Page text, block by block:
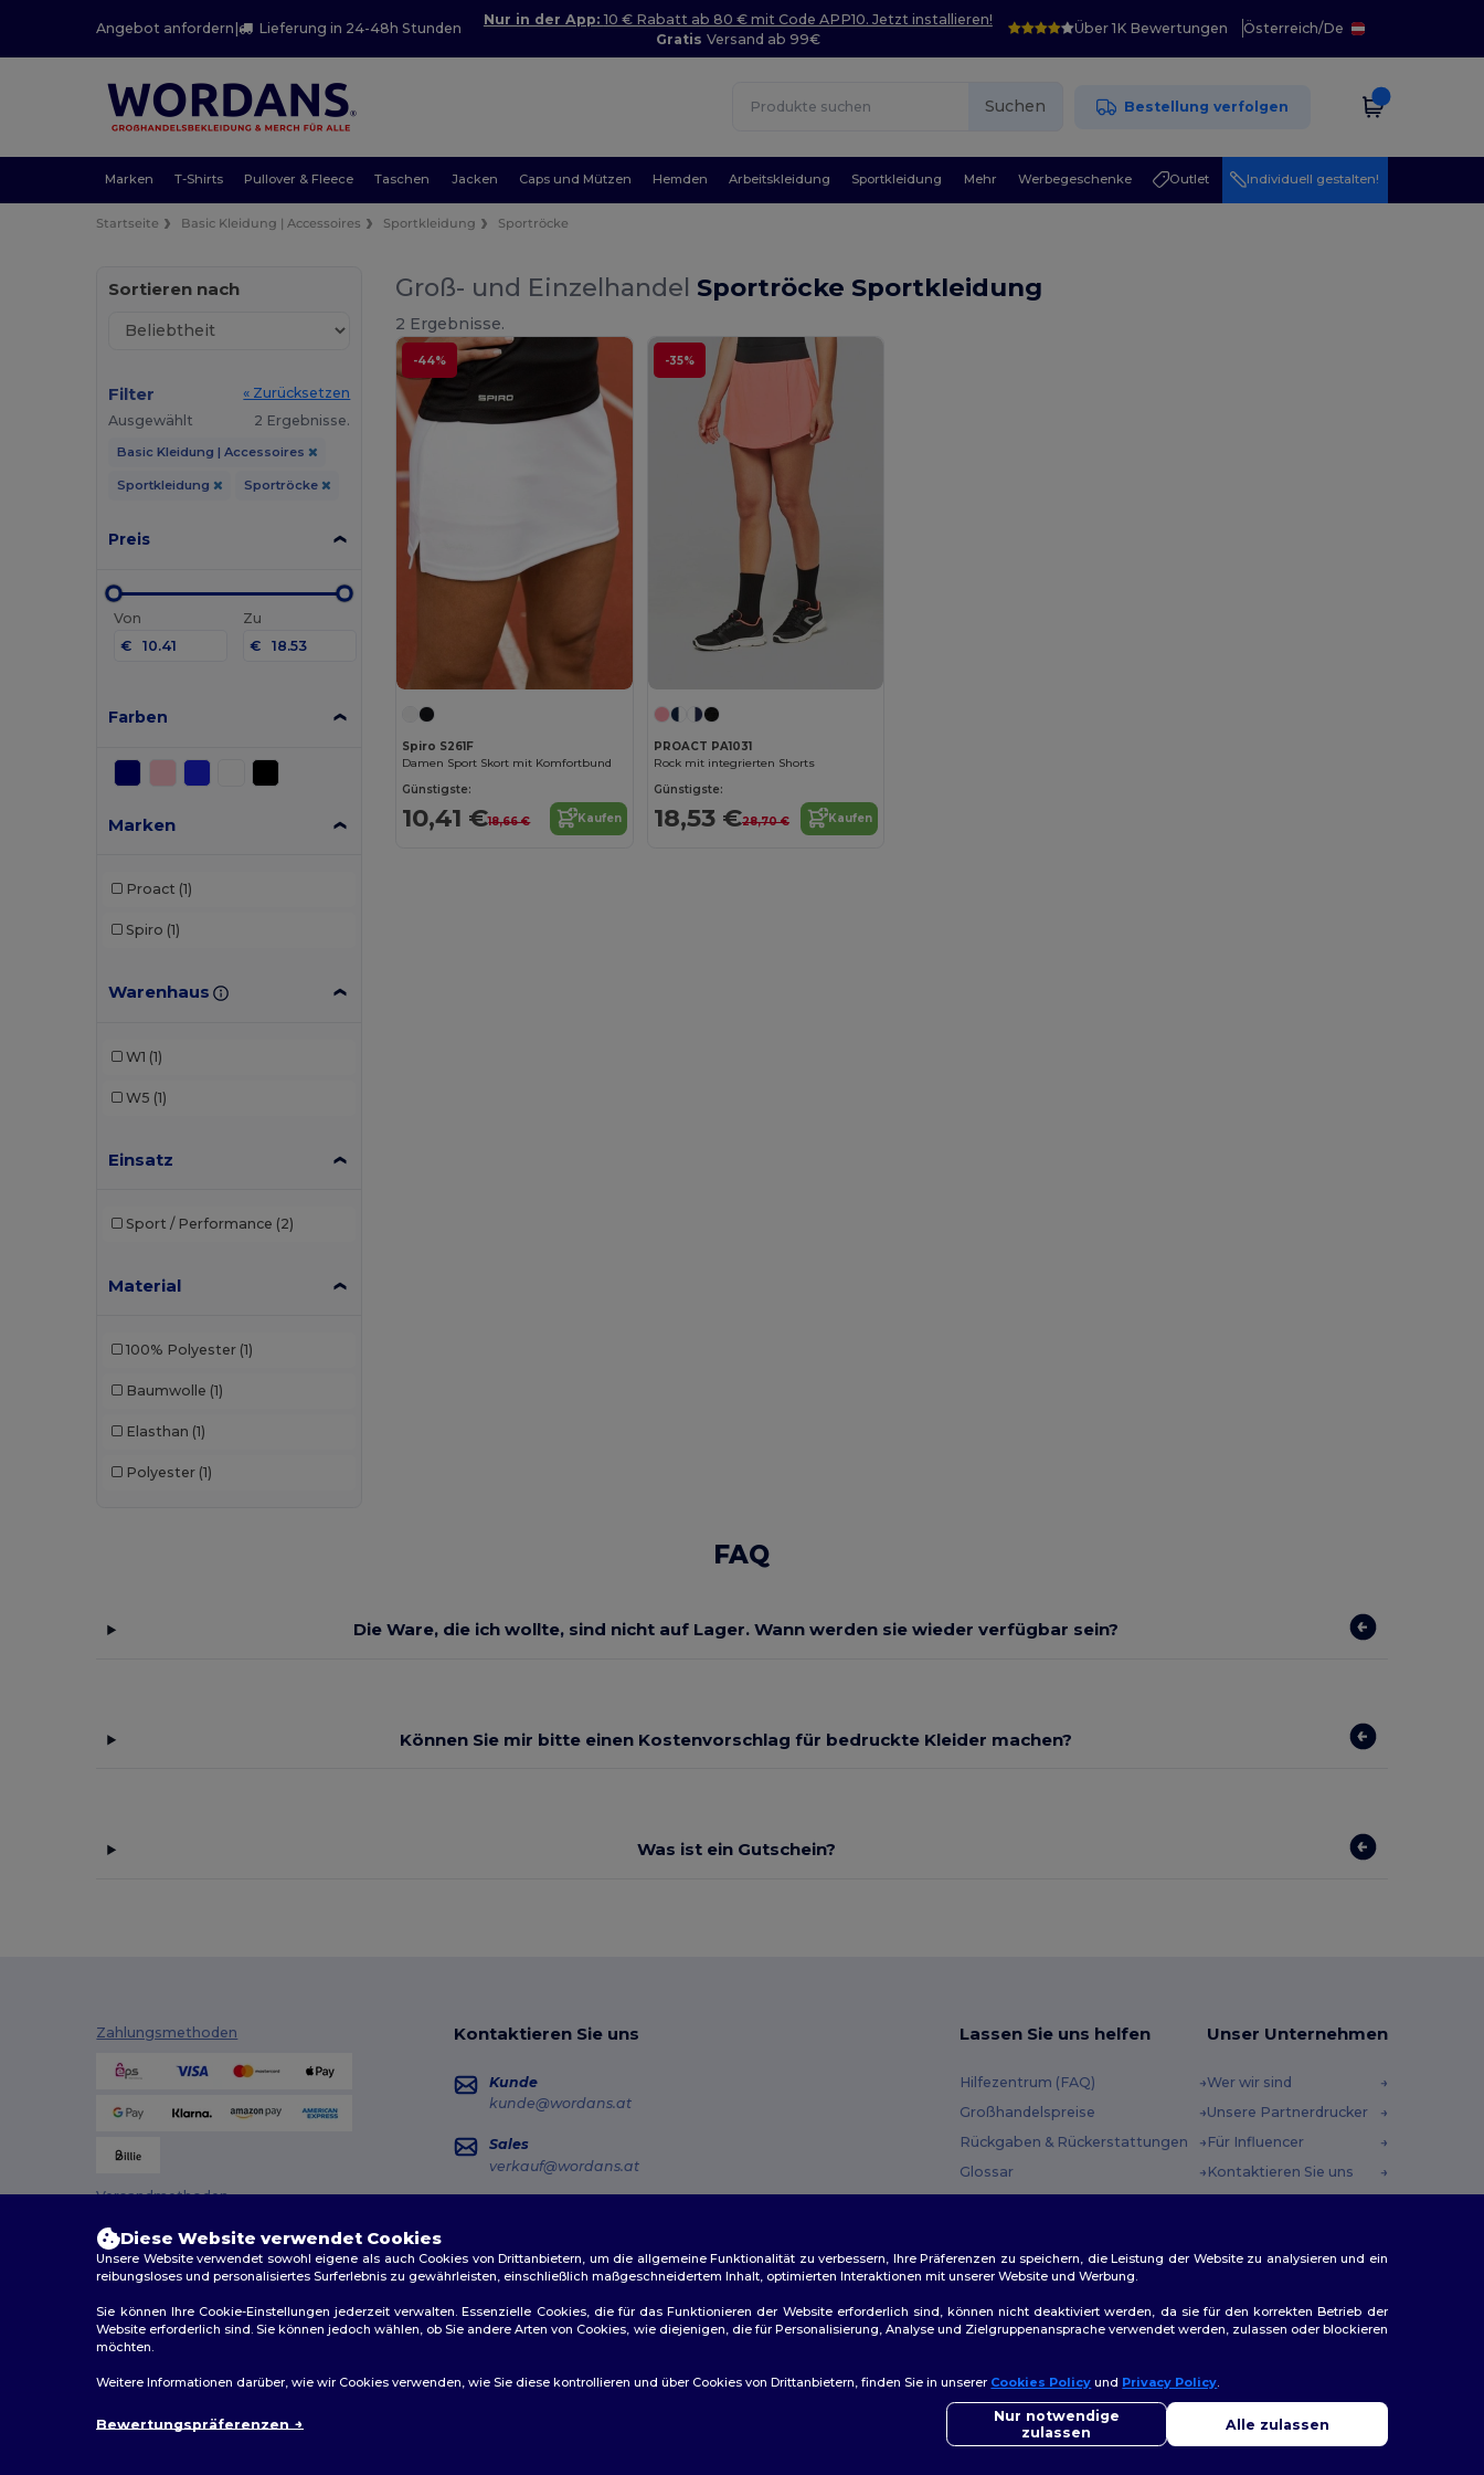
Angebot anfordern | Lieferung in 24-48h Stunden
Nur in der App: 10 € Rabatt ab 80 € mit Code APP10. Jetzt installieren!
Gratis Versand ab 99€
Über 1K Bewertungen Österreich/De
Suchen Bestellung verfolgen
Marken T-Shirts Pullover & Fleece Taschen Jacken Caps und Mützen Hemden Arbeitskleidung Sportkleidung Mehr Werbegeschenke Outlet Individuell gestalten!
Startseite Basic Kleidung | Accessoires Sportkleidung Sportröcke
Sortieren nach
Filter
« Zurücksetzen
Ausgewählt
2 Ergebnisse.
Basic Kleidung | Accessoires
Sportkleidung Sportröcke
Preis
Von
€
Zu
€
Farben
Marken
Proact (1)
Spiro (1)
Warenhaus
W1 (1)
W5 (1)
Einsatz
Sport / Performance (2)
Material
100% Polyester (1)
Baumwolle (1)
Elasthan (1)
Polyester (1)
Groß- und Einzelhandel Sportröcke Sportkleidung
2 Ergebnisse.
-44%
Spiro S261F
Damen Sport Skort mit Komfortbund
Günstigste:
10,41 €18,66 € Kaufen
-35%
PROACT PA1031
Rock mit integrierten Shorts
Günstigste:
18,53 €28,70 € Kaufen
FAQ
Die Ware, die ich wollte, sind nicht auf Lager. Wann werden sie wieder verfügbar sein?
Können Sie mir bitte einen Kostenvorschlag für bedruckte Kleider machen?
Was ist ein Gutschein?
Zahlungsmethoden
Versandmethoden
Kontaktieren Sie uns
Kunde
kunde@wordans.at
Sales
verkauf@wordans.at
Lassen Sie uns helfen
Hilfezentrum (FAQ)
Großhandelspreise
Rückgaben & Rückerstattungen
Glossar
Unser Unternehmen
Wer wir sind
Unsere Partnerdrucker
Für Influencer
Kontaktieren Sie uns
2026. Alle Rechte vorbehalten
Site Map
Diese Website verwendet Cookies
Unsere Website verwendet sowohl eigene als auch Cookies von Drittanbietern, um die allgemeine Funktionalität zu verbessern, Ihre Präferenzen zu speichern, die Leistung der Website zu analysieren und ein
reibungsloses und personalisiertes Surferlebnis zu gewährleisten, einschließlich maßgeschneidertem Inhalt, optimierten Interaktionen mit unserer Website und Werbung.
Sie können Ihre Cookie-Einstellungen jederzeit verwalten. Essenzielle Cookies, die für das Funktionieren der Website erforderlich sind, können nicht deaktiviert werden, da sie für den korrekten Betrieb der
Website erforderlich sind. Sie können jedoch wählen, ob Sie andere Arten von Cookies, wie diejenigen, die für Personalisierung, Analyse und Zielgruppenansprache verwendet werden, zulassen oder blockieren
möchten.
Weitere Informationen darüber, wie wir Cookies verwenden, wie Sie diese kontrollieren und über Cookies von Drittanbietern, finden Sie in unserer Cookies Policy und Privacy Policy.
Bewertungspräferenzen
Nur notwendige
zulassen
Alle zulassen
👋 Hallo
Wenn Sie Fragen oder Bedenken haben, können Sie uns jederzeit
kontaktieren. Unser Chatbot ist hier, um Ihnen zu helfen.